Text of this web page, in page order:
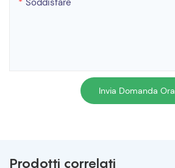
Invia Domanda Ora
Prodotti correlati